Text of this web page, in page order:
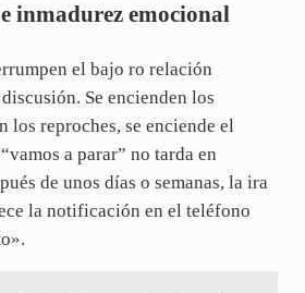
inmadurez emocional
el bajo ro relación
Se encienden los
los reproches, se enciende el
a parar” no tarda en
de unos días o semanas, la ira
la notificación en el teléfono